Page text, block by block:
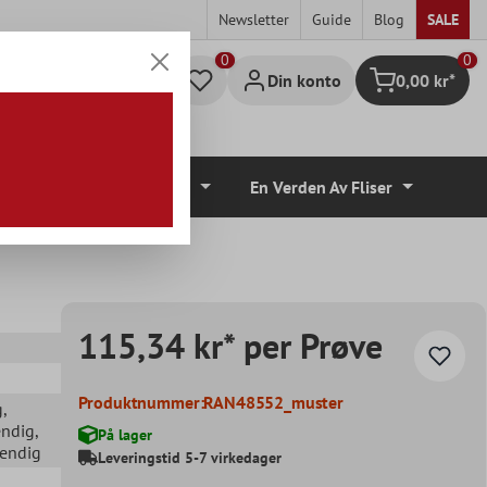
Newsletter Guide Blog SALE
Din konto Handlekurv
0
0,00 kr*
En Verden Av Fliser
,
,
115,34 kr* per Prøve
Produktnummer:RAN48552_muster
På lager
Leveringstid 5-7 virkedager